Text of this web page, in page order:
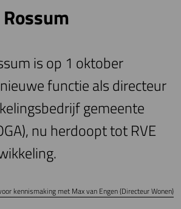
is op 1 oktober
functie als directeur
gemeente
nu herdoopt tot RVE
kennismaking met Max van Engen (Directeur Wonen)